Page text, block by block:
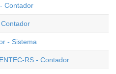
Contador
- Sistema
RS - Contador